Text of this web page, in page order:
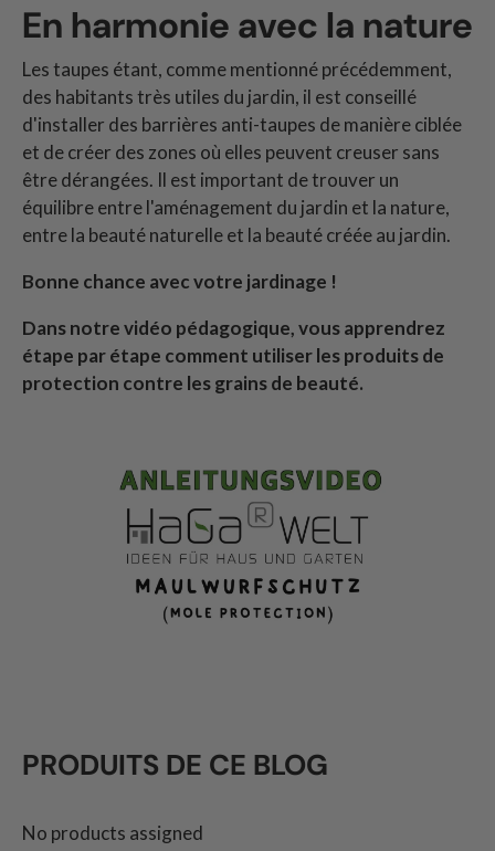
En harmonie avec la nature
Les taupes étant, comme mentionné précédemment,
des habitants très utiles du jardin, il est conseillé
d'installer des barrières anti-taupes de manière ciblée
et de créer des zones où elles peuvent creuser sans
être dérangées. Il est important de trouver un
équilibre entre l'aménagement du jardin et la nature,
entre la beauté naturelle et la beauté créée au jardin.
Bonne chance avec votre jardinage !
Dans notre vidéo pédagogique, vous apprendrez
étape par étape comment utiliser les produits de
protection contre les grains de beauté.
PRODUITS DE CE BLOG
No products assigned